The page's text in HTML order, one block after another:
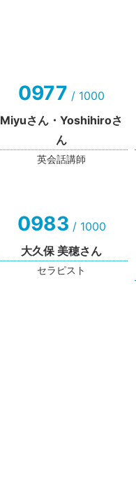
0977 / 1000
Miyuさん・Yoshihiroさ
ん
英会話講師
0983 / 1000
大久保 美穂さん
セラピスト